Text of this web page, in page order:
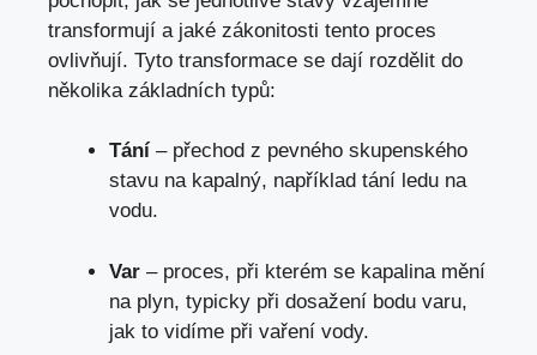
transformují a jaké zákonitosti tento proces
ovlivňují. Tyto transformace se dají rozdělit do
několika základních typů:
Tání – přechod z pevného skupenského
stavu na kapalný, například tání ledu na
vodu.
Var – proces, při kterém se kapalina mění
na plyn, typicky při dosažení bodu varu,
jak to vidíme při vaření vody.